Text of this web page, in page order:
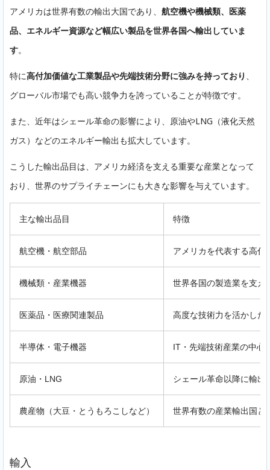
アメリカは世界有数の輸出大国であり、 航空機や機械類、医薬
品、エネルギー資源など幅広い製品を世界各国へ輸出していま
す。
特に高付加価値な工業製品や先端技術分野に強みを持っており 、
グローバル市場でも高い競争力を誇っていることが特徴です。
また、近年はシェール革命の影響により、原油やLNG（液化天然
ガス）などのエネルギー輸出も拡大しています。
こうした輸出品目は、アメリカ経済を支える重要な産業となって
おり、世界のサプライチェーンにも大きな影響を与えています。
主な輸出品目 特徴
航空機・航空部品 アメリカを代表する高付
機械類・産業機器 世界各国の製造業を支え
医薬品・医療関連製品 高度な技術力を活かした
半導体・電子機器 IT・先端技術産業の中心
原油・LNG シェール革命以降に輸出
農産物（大豆・とうもろこしなど） 世界有数の産業輸出国と
輸入